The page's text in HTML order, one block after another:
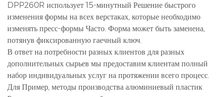
DPP260R использует 15-минутный Решение быстрого
изменения формы на всех верстаках, которые необходимо
изменять пресс-формы Часто. Форма может быть заменена,
потянув фиксированную гаечный ключ.
В ответ на потребности разных клиентов для разных
дополнительных сырьев мы предоставим клиентам полный
набор индивидуальных услуг на протяжении всего процесс.
Для Пример, методы производства алюминиевый пластик